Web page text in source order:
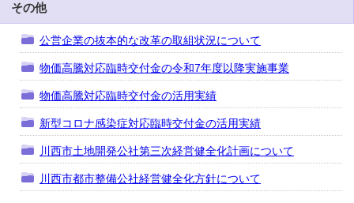
その他
公営企業の抜本的な改革の取組状況について
物価高騰対応臨時交付金の令和7年度以降実施事業
物価高騰対応臨時交付金の活用実績
新型コロナ感染症対応臨時交付金の活用実績
川西市土地開発公社第三次経営健全化計画について
川西市都市整備公社経営健全化方針について